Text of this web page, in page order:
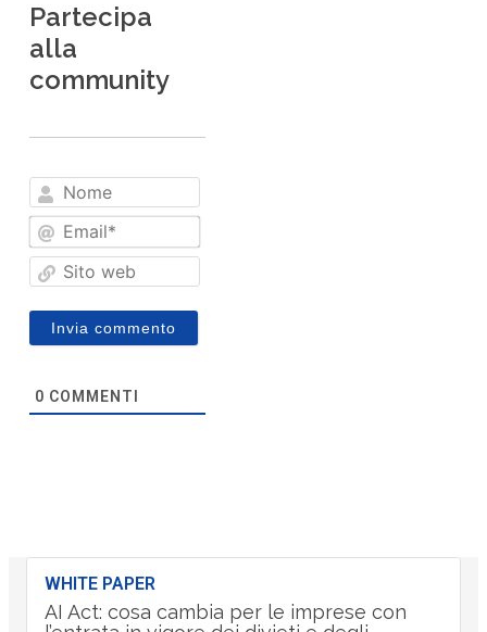
Partecipa
alla
community
Nome
Email*
Sito
0 COMMENTI
WHITE PAPER
AI Act: cosa cambia per le imprese con